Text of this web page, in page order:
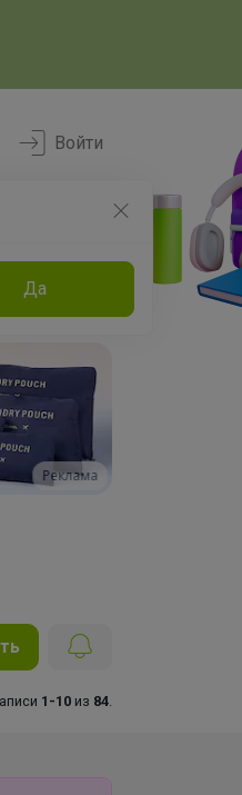
Да
Войти
Эксперты
Реклама
1-10 из 84.